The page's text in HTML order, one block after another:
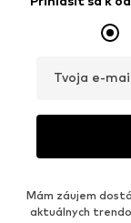
Tvoja e-
Mám záujem
aktuálnych